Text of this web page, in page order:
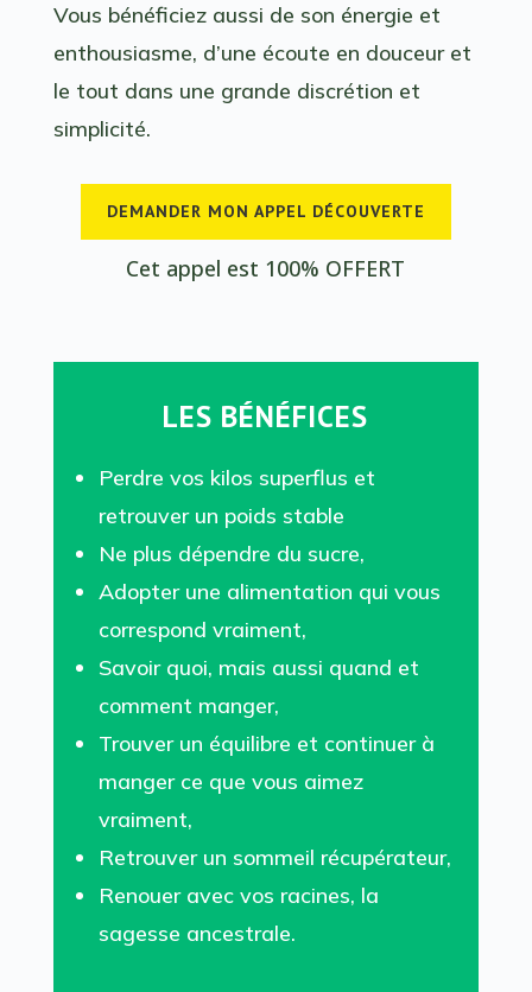
Vous bénéficiez aussi de son énergie et
enthousiasme, d’une écoute en douceur et
le tout dans une grande discrétion et
simplicité.
DEMANDER MON APPEL DÉCOUVERTE
Cet appel est 100% OFFERT
LES BÉNÉFICES
Perdre vos kilos superflus et
retrouver un poids stable
Ne plus dépendre du sucre,
Adopter une alimentation qui vous
correspond vraiment,
Savoir quoi, mais aussi quand et
comment manger,
Trouver un équilibre et continuer à
manger ce que vous aimez
vraiment,
Retrouver un sommeil récupérateur,
Renouer avec vos racines, la
sagesse ancestrale.